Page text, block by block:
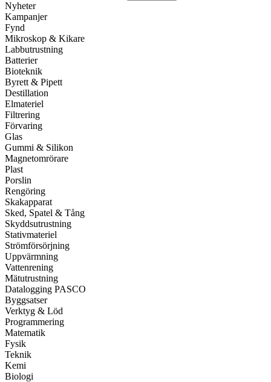
Nyheter
Kampanjer
Fynd
Mikroskop & Kikare
Labbutrustning
Batterier
Bioteknik
Byrett & Pipett
Destillation
Elmateriel
Filtrering
Förvaring
Glas
Gummi & Silikon
Magnetomrörare
Plast
Porslin
Rengöring
Skakapparat
Sked, Spatel & Tång
Skyddsutrustning
Stativmateriel
Strömförsörjning
Uppvärmning
Vattenrening
Mätutrustning
Datalogging PASCO
Byggsatser
Verktyg & Löd
Programmering
Matematik
Fysik
Teknik
Kemi
Biologi